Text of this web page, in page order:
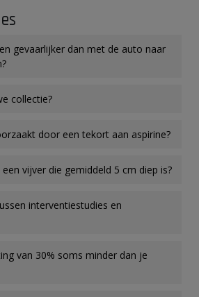
gevaarlijker dan met de auto naar
collectie?
door een tekort aan aspirine?
vijver die gemiddeld 5 cm diep is?
interventiestudies en
van 30% soms minder dan je